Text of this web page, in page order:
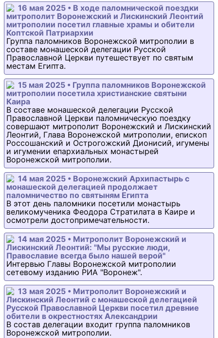
16 мая 2025 • В ходе паломнической поездки
митрополит Воронежский и Лискинский Леонтий
митрополии посетил главные храмы и обители
Коптской Патриархии
Группа паломников Воронежской митрополии в
составе монашеской делегации Русской
Православной Церкви путешествует по святым
местам Египта.
15 мая 2025 • Группа паломников Воронежской
митрополии посетила христианские святыни
Каира
В составе монашеской делегации Русской
Православной Церкви паломническую поездку
совершают митрополит Воронежский и Лискинский
Леонтий, Глава Воронежской митрополии, епископ
Россошанский и Острогожский Дионисий, игумены
и игумении епархиальных монастырей
Воронежской митрополии.
14 мая 2025 • Воронежский Архипастырь с
монашеской делегацией продолжает
паломничество по святыням Египта
В этот день паломники посетили монастырь
великомученика Феодора Стратилата в Каире и
осмотрели достопримечательности.
14 мая 2025 • Митрополит Воронежский и
Лискинский Леонтий: "Мы русские люди,
Православие всегда было нашей верой"
Интервью Главы Воронежской митрополии
сетевому изданию РИА "Воронеж".
13 мая 2025 • Митрополит Воронежский и
Лискинский Леонтий с монашеской делегацией
Русской Православной Церкви посетил древние
обители в окрестностях Александрии
В состав делегации входит группа паломников
Воронежской митрополии.